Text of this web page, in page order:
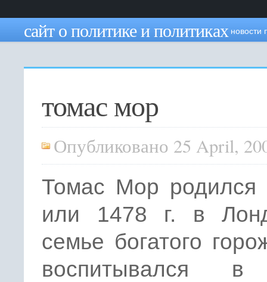
сайт о политике и политиках новости
томас мор
Опубликовано 25 April,
Томас Мор родился
или 1478 г. в
семье бога­того
воспитывался